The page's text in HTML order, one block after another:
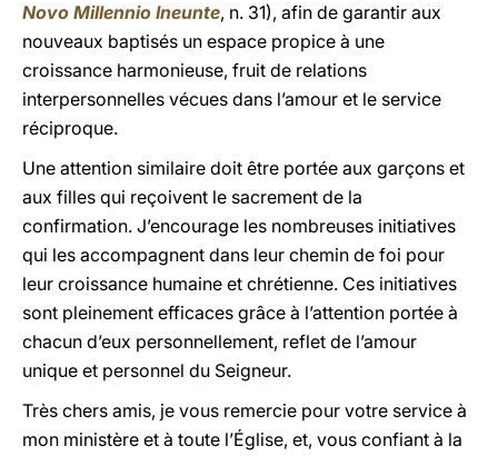
Novo Millennio Ineunte, n. 31), afin de garantir aux
nouveaux baptisés un espace propice à une
croissance harmonieuse, fruit de relations
interpersonnelles vécues dans l’amour et le service
réciproque.
Une attention similaire doit être portée aux garçons et
aux filles qui reçoivent le sacrement de la
confirmation. J’encourage les nombreuses initiatives
qui les accompagnent dans leur chemin de foi pour
leur croissance humaine et chrétienne. Ces initiatives
sont pleinement efficaces grâce à l’attention portée à
chacun d’eux personnellement, reflet de l’amour
unique et personnel du Seigneur.
Très chers amis, je vous remercie pour votre service à
mon ministère et à toute l’Église, et, vous confiant à la